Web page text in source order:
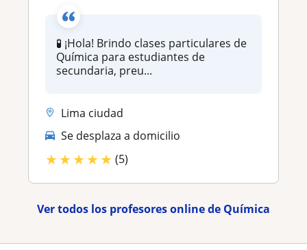
🧪 ¡Hola! Brindo clases particulares de
Química para estudiantes de
secundaria, preu...
Lima ciudad
Se desplaza a domicilio
★★★★★ (5)
Ver todos los profesores online de Química